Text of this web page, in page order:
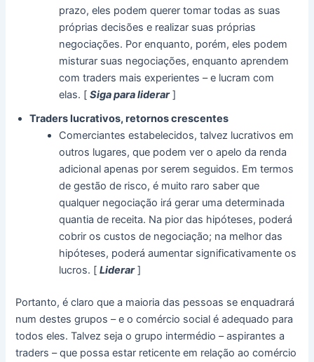
prazo, eles podem querer tomar todas as suas
próprias decisões e realizar suas próprias
negociações. Por enquanto, porém, eles podem
misturar suas negociações, enquanto aprendem
com traders mais experientes – e lucram com
elas. [Siga para liderar]
Traders lucrativos, retornos crescentes
Comerciantes estabelecidos, talvez lucrativos em
outros lugares, que podem ver o apelo da renda
adicional apenas por serem seguidos. Em termos
de gestão de risco, é muito raro saber que
qualquer negociação irá gerar uma determinada
quantia de receita. Na pior das hipóteses, poderá
cobrir os custos de negociação; na melhor das
hipóteses, poderá aumentar significativamente os
lucros. [Liderar]
Portanto, é claro que a maioria das pessoas se enquadrará
num destes grupos – e o comércio social é adequado para
todos eles.Talvez seja o grupo intermédio – aspirantes a
traders – que possa estar reticente em relação ao comércio